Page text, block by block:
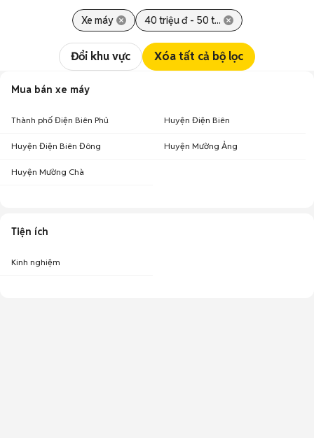
Xe máy 40 triệu đ - 50 t...
Đổi khu vực Xóa tất cả bộ lọc
Mua bán xe máy
Thành phố Điện Biên Phủ Huyện Điện Biên
Huyện Điện Biên Đông Huyện Mường Ảng
Huyện Mường Chà
Tiện ích
Kinh nghiệm